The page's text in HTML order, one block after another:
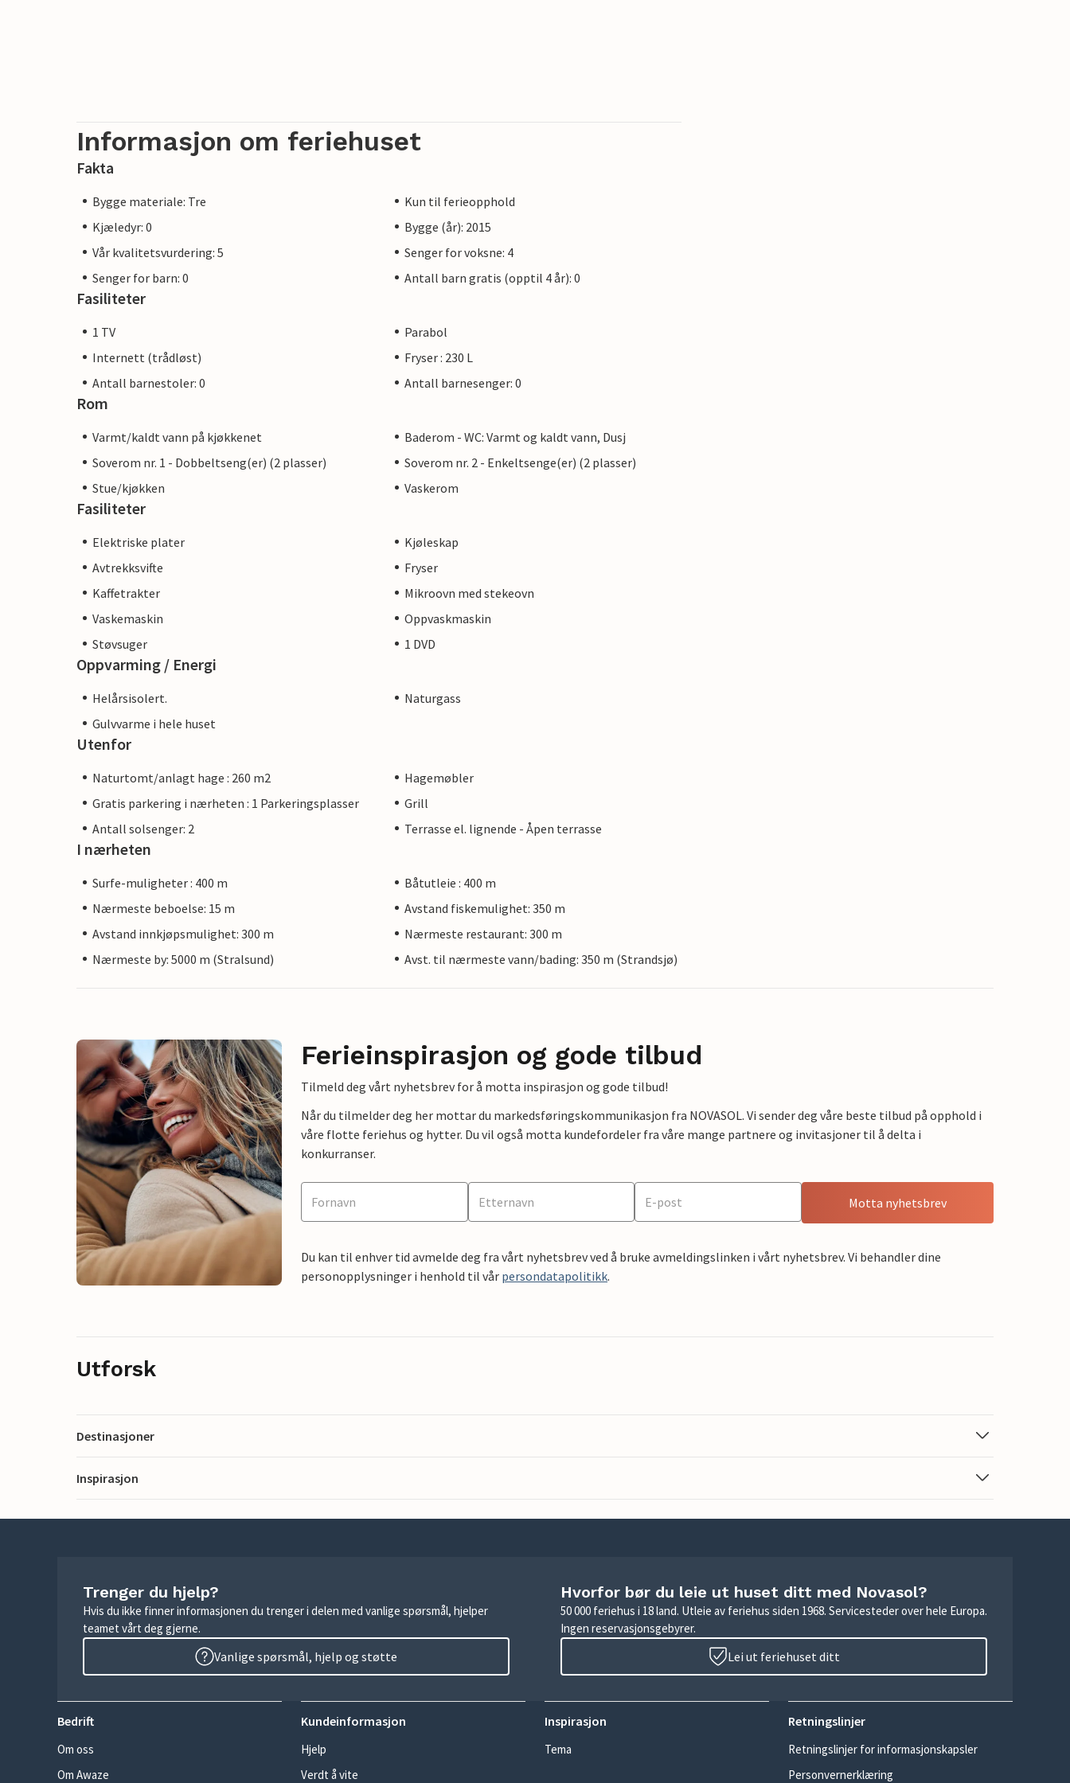
Informasjon om feriehuset
Fakta
Bygge materiale: Tre
Kun til ferieopphold
Kjæledyr: 0
Bygge (år): 2015
Vår kvalitetsvurdering: 5
Senger for voksne: 4
Senger for barn: 0
Antall barn gratis (opptil 4 år): 0
Fasiliteter
1 TV
Parabol
Internett (trådløst)
Fryser : 230 L
Antall barnestoler: 0
Antall barnesenger: 0
Rom
Varmt/kaldt vann på kjøkkenet
Baderom - WC: Varmt og kaldt vann, Dusj
Soverom nr. 1 - Dobbeltseng(er) (2 plasser)
Soverom nr. 2 - Enkeltsenge(er) (2 plasser)
Stue/kjøkken
Vaskerom
Fasiliteter
Elektriske plater
Kjøleskap
Avtrekksvifte
Fryser
Kaffetrakter
Mikroovn med stekeovn
Vaskemaskin
Oppvaskmaskin
Støvsuger
1 DVD
Oppvarming / Energi
Helårsisolert.
Naturgass
Gulvvarme i hele huset
Utenfor
Naturtomt/anlagt hage : 260 m2
Hagemøbler
Gratis parkering i nærheten : 1 Parkeringsplasser
Grill
Antall solsenger: 2
Terrasse el. lignende - Åpen terrasse
I nærheten
Surfe-muligheter : 400 m
Båtutleie : 400 m
Nærmeste beboelse: 15 m
Avstand fiskemulighet: 350 m
Avstand innkjøpsmulighet: 300 m
Nærmeste restaurant: 300 m
Nærmeste by: 5000 m (Stralsund)
Avst. til nærmeste vann/bading: 350 m (Strandsjø)
Ferieinspirasjon og gode tilbud
Tilmeld deg vårt nyhetsbrev for å motta inspirasjon og gode tilbud!
Når du tilmelder deg her mottar du markedsføringskommunikasjon fra NOVASOL. Vi sender deg våre beste tilbud på opphold i
våre flotte feriehus og hytter. Du vil også motta kundefordeler fra våre mange partnere og invitasjoner til å delta i
konkurranser.
Motta nyhetsbrev
Du kan til enhver tid avmelde deg fra vårt nyhetsbrev ved å bruke avmeldingslinken i vårt nyhetsbrev. Vi behandler dine
personopplysninger i henhold til vår persondatapolitikk.
Utforsk
Destinasjoner
Inspirasjon
Trenger du hjelp?
Hvis du ikke finner informasjonen du trenger i delen med vanlige spørsmål, hjelper
teamet vårt deg gjerne.
Vanlige spørsmål, hjelp og støtte
Hvorfor bør du leie ut huset ditt med Novasol?
50 000 feriehus i 18 land. Utleie av feriehus siden 1968. Servicesteder over hele Europa.
Ingen reservasjonsgebyrer.
Lei ut feriehuset ditt
Bedrift
Om oss
Om Awaze
Kundeinformasjon
Hjelp
Verdt å vite
Inspirasjon
Tema
Retningslinjer
Retningslinjer for informasjonskapsler
Personvernerklæring